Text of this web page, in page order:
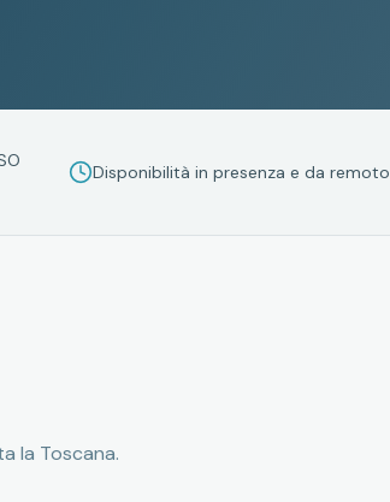
Disponibilità in presenza e da remoto
la Toscana.